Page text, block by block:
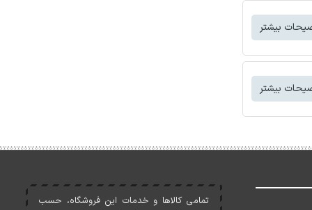
بیشتر
بیشتر
تمامی کالاها و خدمات اين فروشگاه، حسب